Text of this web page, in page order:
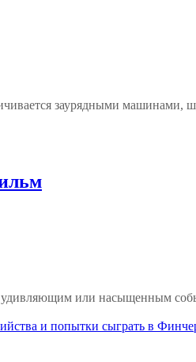
заурядными
или насыщенным